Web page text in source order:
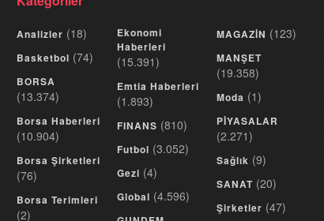
Analizler (18)
Basketbol (74)
BORSA
(13.374)
Borsa Haberleri
(10.904)
Borsa Şirketleri
(76)
Borsa Terimleri
(2)
Ekonomi
Haberleri
(15.391)
Emtia Haberleri
(1.893)
FINANS (810)
Futbol (3.052)
Gezi (4)
Global (4.596)
MAGAZİN (123)
MANŞET
(19.358)
Moda (1)
PİYASALAR
(2.271)
Sağlık (9)
SANAT (20)
Şirketler (47)